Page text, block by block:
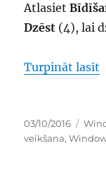
Atlasiet
Dzēst (4), lai
Turpināt lasīt
Publicēts
03/10/2016
veikšana,